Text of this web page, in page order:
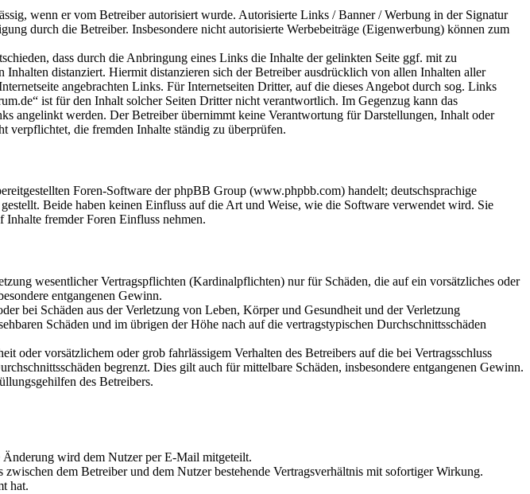
wenn er vom Betreiber autorisiert wurde. Autorisierte Links / Banner / Werbung in der Signatur
durch die Betreiber. Insbesondere nicht autorisierte Werbebeiträge (Eigenwerbung) können zum
dass durch die Anbringung eines Links die Inhalte der gelinkten Seite ggf. mit zu
distanziert. Hiermit distanzieren sich der Betreiber ausdrücklich von allen Inhalten aller
angebrachten Links. Für Internetseiten Dritter, auf die dieses Angebot durch sog. Links
ist für den Inhalt solcher Seiten Dritter nicht verantwortlich. Im Gegenzug kann das
angelinkt werden. Der Betreiber übernimmt keine Verantwortung für Darstellungen, Inhalt oder
verpflichtet, die fremden Inhalte ständig zu überprüfen.
Foren-Software der phpBB Group (www.phpbb.com) handelt; deutschsprachige
Beide haben keinen Einfluss auf die Art und Weise, wie die Software verwendet wird. Sie
Inhalte fremder Foren Einfluss nehmen.
wesentlicher Vertragspflichten (Kardinalpflichten) nur für Schäden, die auf ein vorsätzliches oder
entgangenen Gewinn.
bei Schäden aus der Verletzung von Leben, Körper und Gesundheit und der Verletzung
Schäden und im übrigen der Höhe nach auf die vertragstypischen Durchschnittsschäden
oder vorsätzlichem oder grob fahrlässigem Verhalten des Betreibers auf die bei Vertragsschluss
begrenzt. Dies gilt auch für mittelbare Schäden, insbesondere entgangenen Gewinn.
des Betreibers.
wird dem Nutzer per E-Mail mitgeteilt.
dem Betreiber und dem Nutzer bestehende Vertragsverhältnis mit sofortiger Wirkung.
hat.